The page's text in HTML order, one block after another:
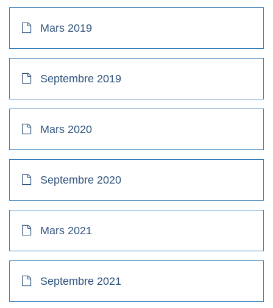
Mars 2019
Septembre 2019
Mars 2020
Septembre 2020
Mars 2021
Septembre 2021